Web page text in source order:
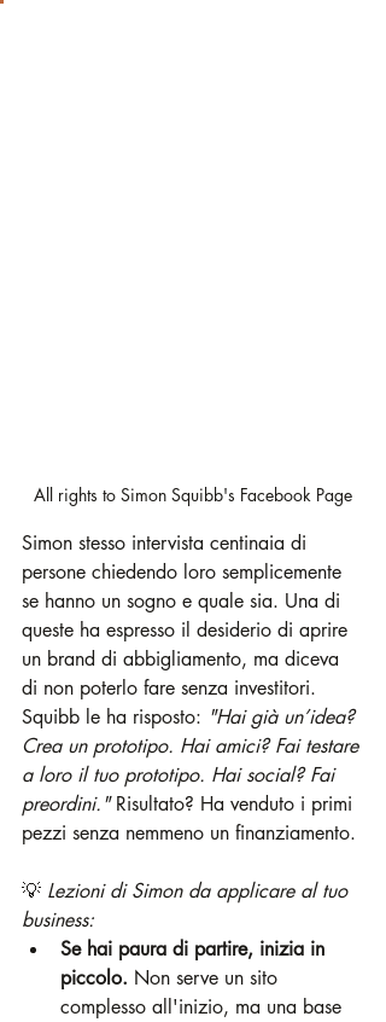
All rights to Simon Squibb's Facebook Page
Simon stesso intervista centinaia di
persone chiedendo loro semplicemente
se hanno un sogno e quale sia. Una di
queste ha espresso il desiderio di aprire
un brand di abbigliamento, ma diceva
di non poterlo fare senza investitori.
Squibb le ha risposto: "Hai già un’idea?
Crea un prototipo. Hai amici? Fai testare
a loro il tuo prototipo. Hai social? Fai
preordini." Risultato? Ha venduto i primi
pezzi senza nemmeno un finanziamento.
💡 Lezioni di Simon da applicare al tuo
business:
Se hai paura di partire, inizia in
piccolo. Non serve un sito
complesso all'inizio, ma una base